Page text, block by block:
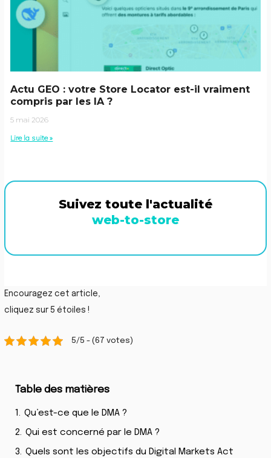
Encouragez cet article,
cliquez sur 5 étoiles !
5/5 - (67 votes)
Table des matières
1. Qu’est-ce que le DMA ?
2. Qui est concerné par le DMA ?
3. Quels sont les objectifs du Digital Markets Act
Actu GEO : votre Store Locator est-il vraiment
compris par les IA ?
5 mai 2026
Lire la suite »
Suivez toute l'actualité
web-to-store